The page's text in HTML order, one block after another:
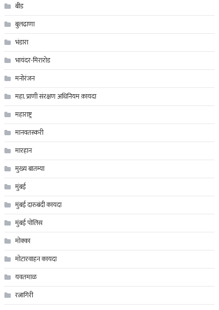
बीड
बुलढाणा
भंडारा
भायंदर-मिरारोड
मनोरंजन
महा. प्राणी संरक्षण अधिनियम क़ायदा
महाराष्ट्र
मानवतस्करी
मारहान
मुख्य बातम्या
मुंबई
मुंबई दारुबंदी कायदा
मुंबई पोलिस
मोक्का
मोटारवाहन कायदा
यवतमाळ
रत्नागिरी